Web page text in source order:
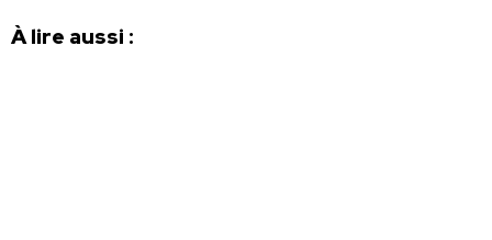
À lire aussi :